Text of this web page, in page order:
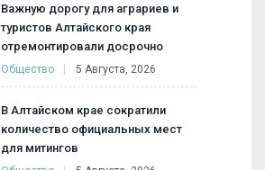
Важную дорогу для аграриев и
туристов Алтайского края
отремонтировали досрочно
Общество 5 Августа, 2026
В Алтайском крае сократили
количество официальных мест
для митингов